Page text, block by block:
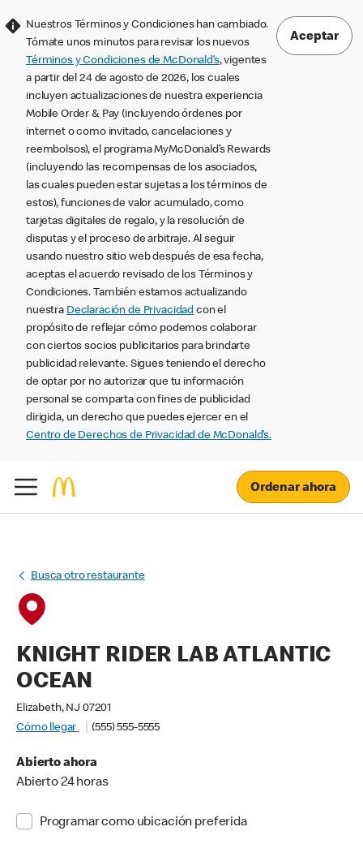
Nuestros Términos y Condiciones han cambiado.
Tómate unos minutos para revisar los nuevos
Términos y Condiciones de McDonald’s, vigentes
a partir del 24 de agosto de 2026, los cuales
incluyen actualizaciones de nuestra experiencia
Mobile Order & Pay (incluyendo órdenes por
internet o como invitado, cancelaciones y
reembolsos), el programa MyMcDonald’s Rewards
(incluyendo las recompensas de los asociados,
las cuales pueden estar sujetas a los términos de
estos), funciones de valor acumulado, como
tarjetas digitales de regalo, y la resolución de
disputas y el proceso de arbitraje. Al seguir
usando nuestro sitio web después de esa fecha,
aceptas el acuerdo revisado de los Términos y
Condiciones. También estamos actualizando
nuestra Declaración de Privacidad con el
propósito de reflejar cómo podemos colaborar
con ciertos socios publicitarios para brindarte
publicidad relevante. Sigues teniendo el derecho
de optar por no autorizar que tu información
personal se comparta con fines de publicidad
dirigida, un derecho que puedes ejercer en el
Centro de Derechos de Privacidad de McDonald’s.
Aceptar
Ordenar ahora
Busca otro restaurante
KNIGHT RIDER LAB ATLANTIC
OCEAN
Elizabeth, NJ 07201
Cómo llegar
(555) 555-5555
Abierto ahora
Abierto 24 horas
Programar como ubicación preferida